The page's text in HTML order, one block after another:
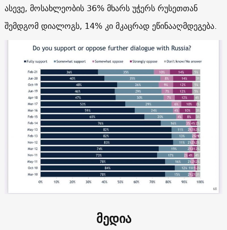
ასევე, მოსახლეობის 36% მხარს უჭერს რუსეთთან
შემდგომ დიალოგს, 14% კი მკაცრად ეწინააღმდეგება.
მედია